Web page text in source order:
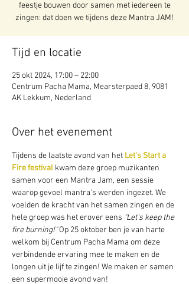
feestje bouwen door samen met iedereen te
zingen: dat doen we tijdens deze Mantra JAM!
Tijd en locatie
25 okt 2024, 17:00 – 22:00
Centrum Pacha Mama, Mearsterpaed 8, 9081
AK Lekkum, Nederland
Over het evenement
Tijdens de laatste avond van het Let's Start a
Fire festival kwam deze groep muzikanten
samen voor een Mantra Jam, een sessie
waarop gevoel mantra's werden ingezet. We
voelden de kracht van het samen zingen en de
hele groep was het erover eens "Let's keep the
fire burning!" Op 25 oktober ben je van harte
welkom bij Centrum Pacha Mama om deze
verbindende ervaring mee te maken en de
longen uit je lijf te zingen! We maken er samen
een supermooie avond van!